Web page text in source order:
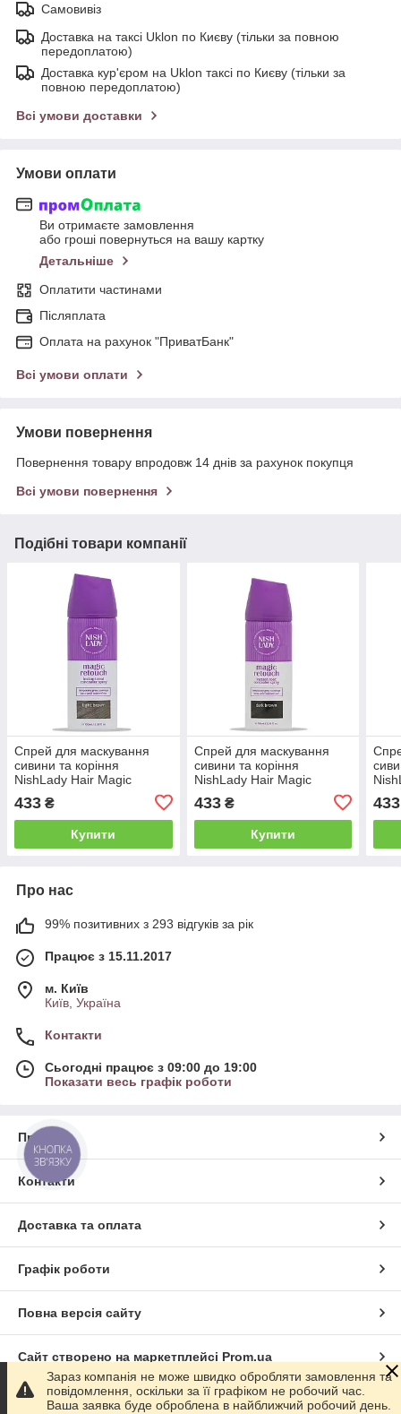
Самовивіз
Доставка на таксі Uklon по Києву (тільки за повною
передоплатою)
Доставка кур'єром на Uklon таксі по Києву (тільки за
повною передоплатою)
Всі умови доставки
Умови оплати
Ви отримаєте замовлення
або гроші повернуться на вашу картку
Детальніше
Оплатити частинами
Післяплата
Оплата на рахунок "ПриватБанк"
Всі умови оплати
Умови повернення
Повернення товару впродовж 14 днів за рахунок покупця
Всі умови повернення
Подібні товари компанії
Спрей для маскування
сивини та коріння
NishLady Hair Magic
Світло-коричневий, 100мл
(20105002)
433 ₴
Купити
Спрей для маскування
сивини та коріння
NishLady Hair Magic
Темно-коричневий, 100мл
(20105003)
433₴
Купити
433
Про нас
99% позитивних з 293 відгуків за рік
Працює з 15.11.2017
м. Київ
Київ, Україна
Контакти
Сьогодні працює з 09:00 до 19:00
Показати весь графік роботи
Про нас
Контакти
Доставка та оплата
Графік роботи
Повна версія сайту
Сайт створено на маркетплейсі Prom.ua
Політика конфіденційності
Зараз компанія не може швидко обробляти замовлення та
повідомлення, оскільки за її графіком не робочий час.
Ваша заявка буде оброблена в найближчий робочий день.
КНОПКА
ЗВ'ЯЗКУ